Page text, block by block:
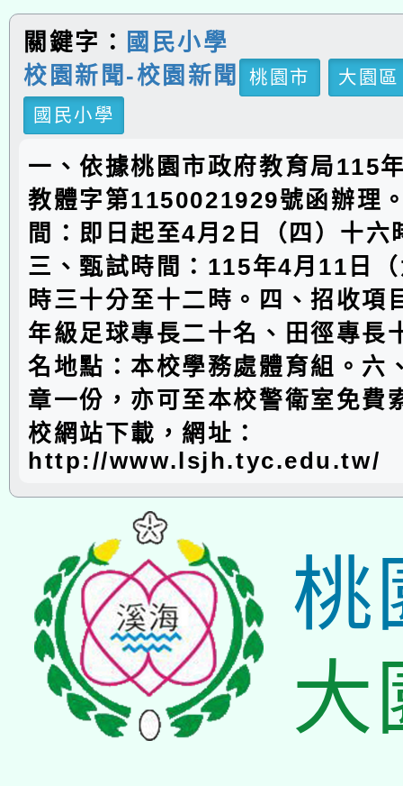
關鍵字：
國民小學
校園新聞-校園新聞
桃園市
大園區
國民小學
一、依據桃園市政府教育局115
教體字第1150021929號函辦理
間：即日起至4月2日（四）十六
三、甄試時間：115年4月11日
時三十分至十二時。四、招收項
年級足球專長二十名、田徑專長
名地點：本校學務處體育組。六
章一份，亦可至本校警衛室免費
校網站下載，網址：
http://www.lsjh.tyc.edu.tw/
桃
大